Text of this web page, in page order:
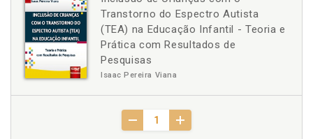
Transtorno do Espectro Autista
(TEA) na Educação Infantil - Teoria e
Prática com Resultados de
Pesquisas
Isaac Pereira Viana